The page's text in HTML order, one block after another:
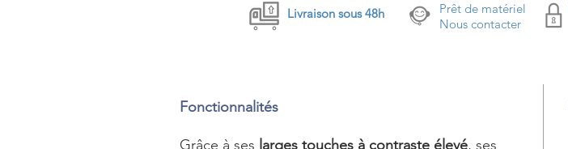
Fonctionnalités
Grâce à ses larges touches à contraste élevé, ses
Livraison sous 48h
Prêt de matériel
Nous contacter